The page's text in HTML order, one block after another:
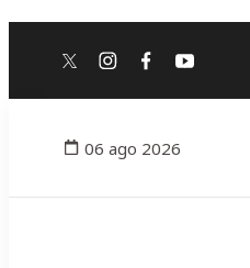
twitterinstagram
facebook
youtube
06 ago 2026